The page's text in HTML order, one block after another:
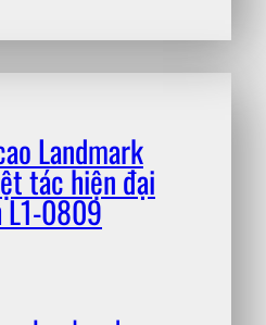
Landmark
tác hiện đại
L1-0809